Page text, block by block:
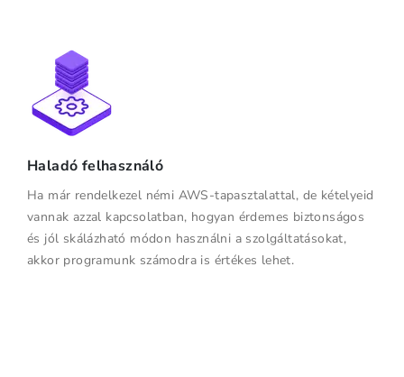
Haladó felhasználó
Ha már rendelkezel némi AWS-tapasztalattal, de kételyeid
vannak azzal kapcsolatban, hogyan érdemes biztonságos
és jól skálázható módon használni a szolgáltatásokat,
akkor programunk számodra is értékes lehet.